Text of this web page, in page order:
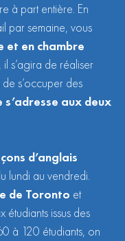
à part entière. En
par semaine, vous
et en chambre
s’agira de réaliser
s’occuper des
aux deux
d’anglais
lundi au vendredi.
de Toronto et
issus des
à 120 étudiants, on